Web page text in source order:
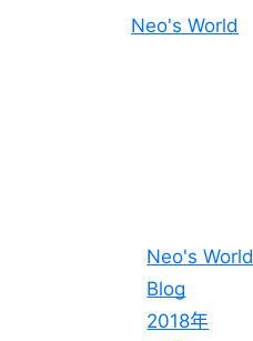
Neo's World
Neo's World
Blog
2018年